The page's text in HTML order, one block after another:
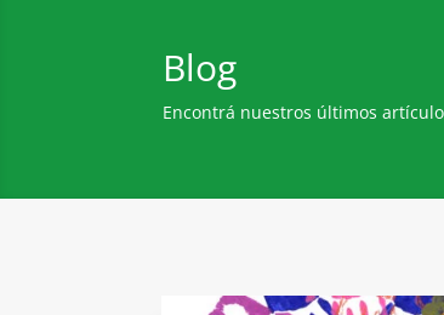
Blog
Encontrá nuestros últimos